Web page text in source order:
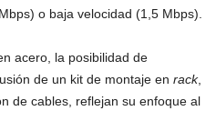
o baja velocidad (1,5 Mbps).
acero, la posibilidad de
de un kit de montaje en rack,
de cables, reflejan su enfoque al